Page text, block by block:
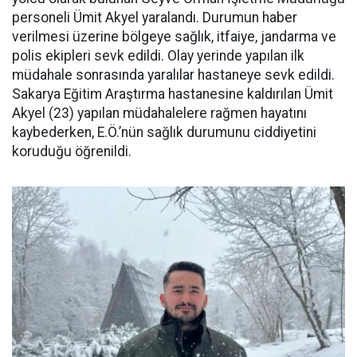
personeli Ümit Akyel yaralandı. Durumun haber
verilmesi üzerine bölgeye sağlık, itfaiye, jandarma ve
polis ekipleri sevk edildi. Olay yerinde yapılan ilk
müdahale sonrasında yaralılar hastaneye sevk edildi.
Sakarya Eğitim Araştırma hastanesine kaldırılan Ümit
Akyel (23) yapılan müdahalelere rağmen hayatını
kaybederken, E.Ö.’nün sağlık durumunu ciddiyetini
koruduğu öğrenildi.